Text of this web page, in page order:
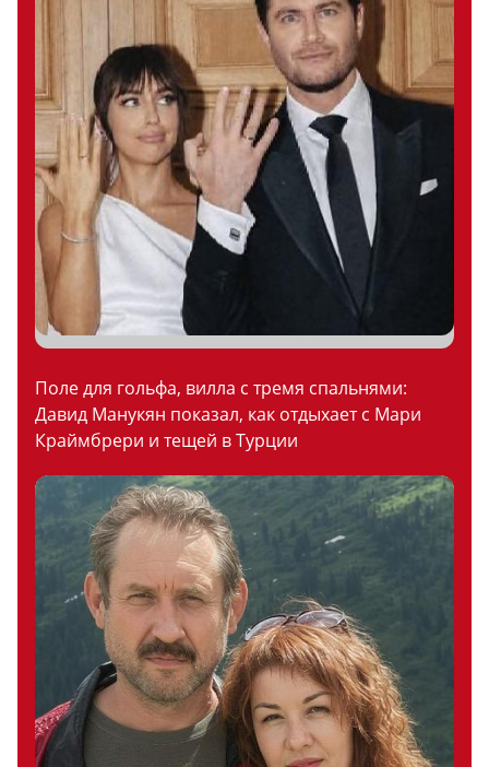
Поле для гольфа, вилла с тремя спальнями:
Давид Манукян показал, как отдыхает с Мари
Краймбрери и тещей в Турции